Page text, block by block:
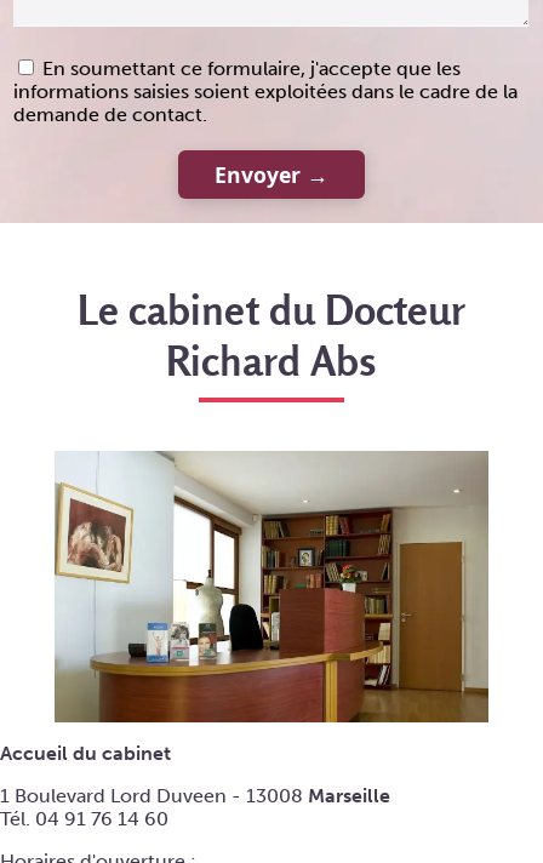
En soumettant ce formulaire, j'accepte que les
informations saisies soient exploitées dans le cadre de la
demande de contact.
Le cabinet du Docteur
Richard Abs
Accueil du cabinet
1 Boulevard Lord Duveen - 13008 Marseille
Tél. 04 91 76 14 60